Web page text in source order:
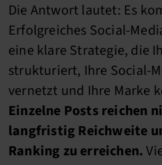
Die Antwort lautet: Es
Erfolgreiches Social-
eine klare Strategie, die
strukturiert, Ihre Social-
vernetzt und Ihre Marke
Einzelne Posts reichen
langfristig Reichweite
Ranking zu erreichen.